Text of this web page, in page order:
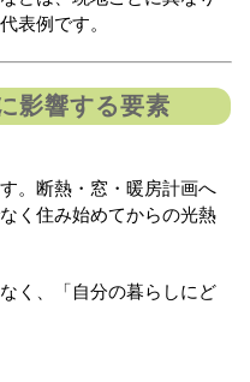
表例です。
影響する要素
。断熱・窓・暖房計画へ
く住み始めてからの光熱
く、「自分の暮らしにど